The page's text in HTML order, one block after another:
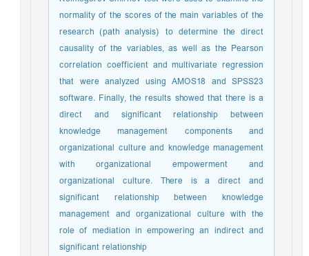
normality of the scores of the main variables of the
research (path analysis) to determine the direct
causality of the variables, as well as the Pearson
correlation coefficient and multivariate regression
that were analyzed using AMOS18 and SPSS23
software. Finally, the results showed that there is a
direct and significant relationship between
knowledge management components and
organizational culture and knowledge management
with organizational empowerment and
organizational culture. There is a direct and
significant relationship between knowledge
management and organizational culture with the
role of mediation in empowering an indirect and
significant relationship